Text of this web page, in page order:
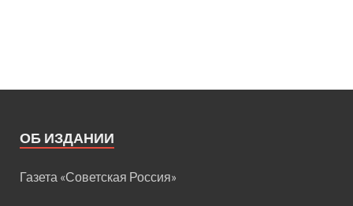
ОБ ИЗДАНИИ
Газета «Советская Россия»